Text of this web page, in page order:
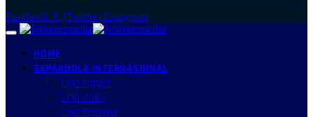
Facebook X (Twitter) Instagram
HOME
SEPAKBOLA INTERNASIONAL
Liga Inggris
Liga Italia
Liga Spanyol